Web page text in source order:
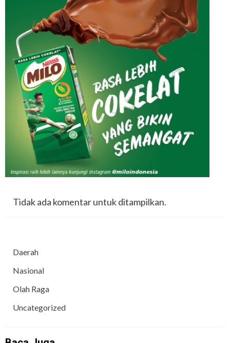
Tidak ada komentar untuk ditampilkan.
Daerah
Nasional
Olah Raga
Uncategorized